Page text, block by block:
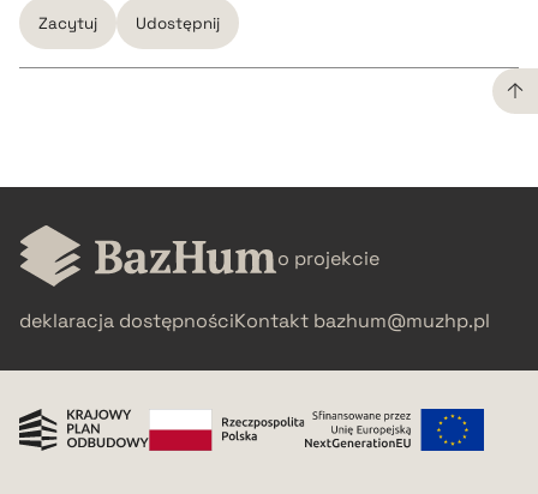
Zacytuj Udostępnij
BIBTEX
o projekcie
deklaracja dostępnościKontakt bazhum@muzhp.pl